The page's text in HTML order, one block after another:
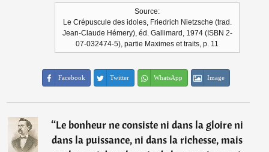
Source:
Le Crépuscule des idoles, Friedrich Nietzsche (trad.
Jean-Claude Hémery), éd. Gallimard, 1974 (ISBN 2-
07-032474-5), partie Maximes et traits, p. 11
Facebook Twitter WhatsApp Image
“Le bonheur ne consiste ni dans la gloire ni
dans la puissance, ni dans la richesse, mais